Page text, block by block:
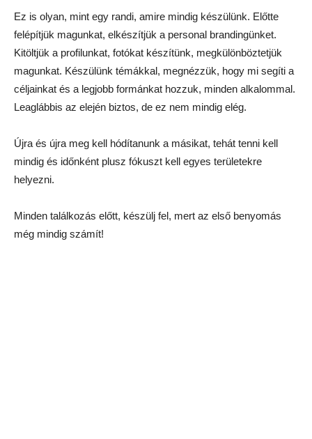
Ez is olyan, mint egy randi, amire mindig készülünk. Előtte
felépítjük magunkat, elkészítjük a personal brandingünket.
Kitöltjük a profilunkat, fotókat készítünk, megkülönböztetjük
magunkat. Készülünk témákkal, megnézzük, hogy mi segíti a
céljainkat és a legjobb formánkat hozzuk, minden alkalommal.
Leaglábbis az elején biztos, de ez nem mindig elég.
Újra és újra meg kell hódítanunk a másikat, tehát tenni kell
mindig és időnként plusz fókuszt kell egyes területekre
helyezni.
Minden találkozás előtt, készülj fel, mert az első benyomás
még mindig számít!